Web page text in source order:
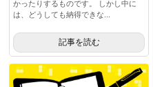
かったりするものです。 しかし中に
は、どうしても納得できな...
記事を読む